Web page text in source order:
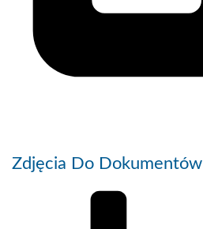
Zdjęcia Do Dokumentów